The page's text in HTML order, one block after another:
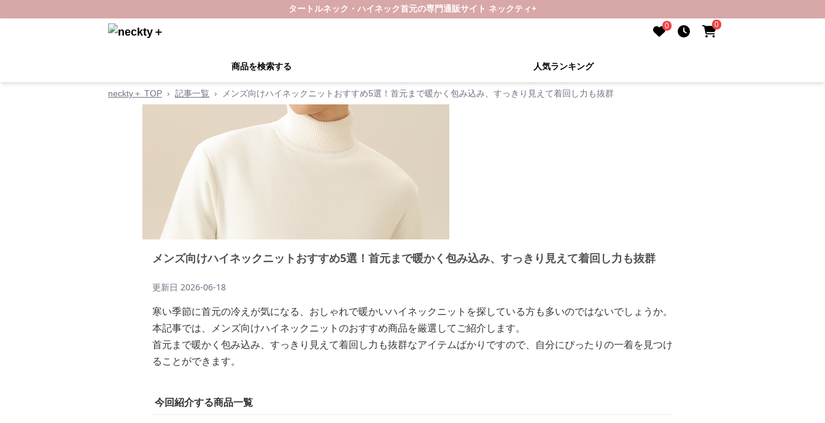
タートルネック・ハイネック首元の専門通販サイト ネックティ+
0 0
商品を検索する 人気ランキング
neckty＋ TOP › 記事一覧 › メンズ向けハイネックニットおすすめ5選！首元まで暖かく包み込み、すっきり見えて着回し力も抜群
メンズ向けハイネックニットおすすめ5選！首元まで暖かく包み込み、すっきり見えて着回し力も抜群
更新日 2026-06-18
寒い季節に首元の冷えが気になる、おしゃれで暖かいハイネックニットを探している方も多いのではないでしょうか。
本記事では、メンズ向けハイネックニットのおすすめ商品を厳選してご紹介します。
首元まで暖かく包み込み、すっきり見えて着回し力も抜群なアイテムばかりですので、自分にぴったりの一着を見つけ
ることができます。
今回紹介する商品一覧